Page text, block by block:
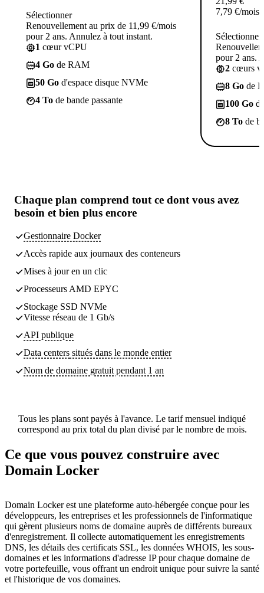
Sélectionner
Renouvellement au prix de 11,99 €/mois
pour 2 ans. Annulez à tout instant.
1 cœur vCPU
4 Go de RAM
50 Go d'espace disque NVMe
4 To de bande passante
7,79 €/mois
Sélectionner
pour 2 ans.
2 cœurs
8 Go de
100 Go
8 To de
Chaque plan comprend tout ce dont vous avez
besoin et bien plus encore
Gestionnaire Docker
Accès rapide aux journaux des conteneurs
Mises à jour en un clic
Processeurs AMD EPYC
Stockage SSD NVMe
Vitesse réseau de 1 Gb/s
API publique
Data centers situés dans le monde entier
Nom de domaine gratuit pendant 1 an
Tous les plans sont payés à l'avance. Le tarif mensuel indiqué
correspond au prix total du plan divisé par le nombre de mois.
Ce que vous pouvez construire avec
Domain Locker
Domain Locker est une plateforme auto-hébergée conçue pour les
développeurs, les entreprises et les professionnels de l'informatique
qui gèrent plusieurs noms de domaine auprès de différents bureaux
d'enregistrement. Il collecte automatiquement les enregistrements
DNS, les détails des certificats SSL, les données WHOIS, les sous-
domaines et les informations d'adresse IP pour chaque domaine de
votre portefeuille, vous offrant un endroit unique pour suivre la santé
et l'historique de vos domaines.